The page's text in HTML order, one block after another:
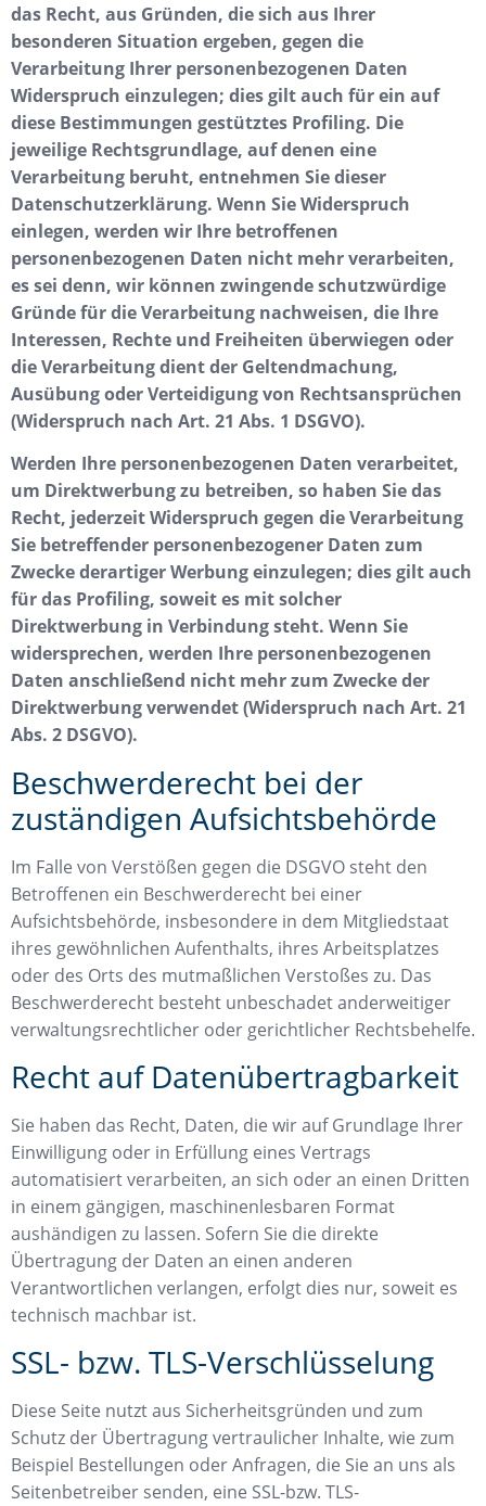
das Recht, aus Gründen, die sich aus Ihrer
besonderen Situation ergeben, gegen die
Verarbeitung Ihrer personenbezogenen Daten
Widerspruch einzulegen; dies gilt auch für ein auf
diese Bestimmungen gestütztes Profiling. Die
jeweilige Rechtsgrundlage, auf denen eine
Verarbeitung beruht, entnehmen Sie dieser
Datenschutzerklärung. Wenn Sie Widerspruch
einlegen, werden wir Ihre betroffenen
personenbezogenen Daten nicht mehr verarbeiten,
es sei denn, wir können zwingende schutzwürdige
Gründe für die Verarbeitung nachweisen, die Ihre
Interessen, Rechte und Freiheiten überwiegen oder
die Verarbeitung dient der Geltendmachung,
Ausübung oder Verteidigung von Rechtsansprüchen
(Widerspruch nach Art. 21 Abs. 1 DSGVO).
Werden Ihre personenbezogenen Daten verarbeitet,
um Direktwerbung zu betreiben, so haben Sie das
Recht, jederzeit Widerspruch gegen die Verarbeitung
Sie betreffender personenbezogener Daten zum
Zwecke derartiger Werbung einzulegen; dies gilt auch
für das Profiling, soweit es mit solcher
Direktwerbung in Verbindung steht. Wenn Sie
widersprechen, werden Ihre personenbezogenen
Daten anschließend nicht mehr zum Zwecke der
Direktwerbung verwendet (Widerspruch nach Art. 21
Abs. 2 DSGVO).
Beschwerderecht bei der
zuständigen Aufsichtsbehörde
Im Falle von Verstößen gegen die DSGVO steht den
Betroffenen ein Beschwerderecht bei einer
Aufsichtsbehörde, insbesondere in dem Mitgliedstaat
ihres gewöhnlichen Aufenthalts, ihres Arbeitsplatzes
oder des Orts des mutmaßlichen Verstoßes zu. Das
Beschwerderecht besteht unbeschadet anderweitiger
verwaltungsrechtlicher oder gerichtlicher Rechtsbehelfe.
Recht auf Datenübertragbarkeit
Sie haben das Recht, Daten, die wir auf Grundlage Ihrer
Einwilligung oder in Erfüllung eines Vertrags
automatisiert verarbeiten, an sich oder an einen Dritten
in einem gängigen, maschinenlesbaren Format
aushändigen zu lassen. Sofern Sie die direkte
Übertragung der Daten an einen anderen
Verantwortlichen verlangen, erfolgt dies nur, soweit es
technisch machbar ist.
SSL- bzw. TLS-Verschlüsselung
Diese Seite nutzt aus Sicherheitsgründen und zum
Schutz der Übertragung vertraulicher Inhalte, wie zum
Beispiel Bestellungen oder Anfragen, die Sie an uns als
Seitenbetreiber senden, eine SSL-bzw. TLS-